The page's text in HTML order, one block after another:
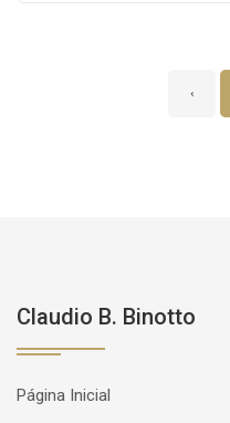
‹
Claudio B. Binotto
Página Inicial